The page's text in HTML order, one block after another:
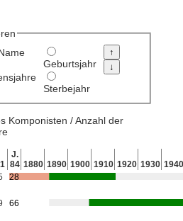
Geburtsjahr
Sterbejahr
Komponisten / Anzahl der
J.
84 1880 1890 1900 1910 1920 1930 1940
28
66